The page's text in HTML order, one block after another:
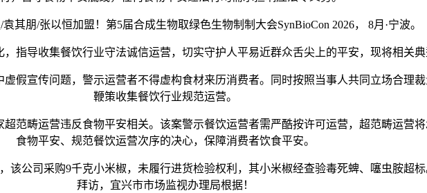
朋/张以恒加盟！第5届合成生物取绿色生物制制大会SynBioCon 2026， 8月·宁波。
导收集餐饮行业守法诚信运营，切实守护人平易近群众舌尖上的平安，现将相关典
宣传问题，警示运营者不得虚构食材来历消费者。同时按照当事人共同立场合理裁
鞭策收集餐饮行业规范运营。
畴运营违反食物平安相关。该案警示餐饮运营者需严酷按许可运营，超范畴运营
食物平安、规范餐饮运营次序的决心，保障消费者饮食平安。
公司采购9千克小米椒，未履行进货检验权利，其小米椒经查验毒死蜱、噻虫胺超
拜访，宜兴市市场监视办理局根据！